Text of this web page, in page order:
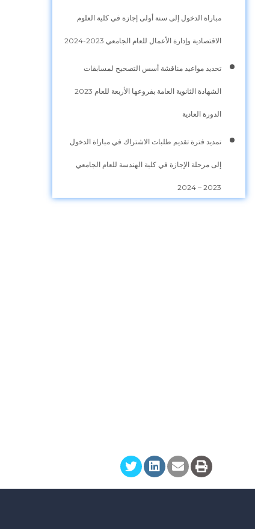
مباراة الدخول إلى سنة أولى إجازة في كلية العلوم
الاقتصادية وإدارة الأعمال للعام الجامعي 2023-2024
تحديد مواعيد مناقشة أسس التصحيح لمسابقات
الشهادة الثانوية العامة بفروعها الأربعة للعام 2023
الدورة العادية
تمديد فترة تقديم طلبات الاشتراك في مباراة الدخول
إلى مرحلة الإجازة في كلية الهندسة للعام الجامعي
2023 – 2024